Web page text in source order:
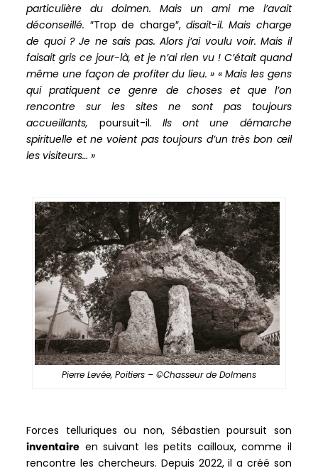
particulière du dolmen. Mais un ami me l’avait
déconseillé. ″Trop de charge″, disait-il. Mais charge
de quoi ? Je ne sais pas. Alors j’ai voulu voir. Mais il
faisait gris ce jour-là, et je n’ai rien vu ! C’était quand
même une façon de profiter du lieu. » « Mais les gens
qui pratiquent ce genre de choses et que l’on
rencontre sur les sites ne sont pas toujours
accueillants, poursuit-il. Ils ont une démarche
spirituelle et ne voient pas toujours d’un très bon œil
les visiteurs… »
Pierre Levée, Poitiers – ©Chasseur de Dolmens
Forces telluriques ou non, Sébastien poursuit son
inventaire en suivant les petits cailloux, comme il
rencontre les chercheurs. Depuis 2022, il a créé son